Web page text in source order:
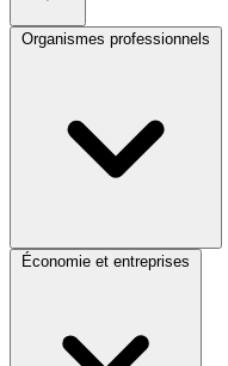
Organismes professionnels
Économie et entreprises